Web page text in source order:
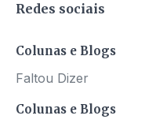
Redes sociais
Colunas e Blogs
Faltou Dizer
Colunas e Blogs